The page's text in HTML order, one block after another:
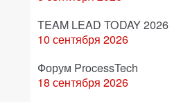
TEAM LEAD TODAY 2026
10 сентября 2026
Форум ProcessTech
18 сентября 2026